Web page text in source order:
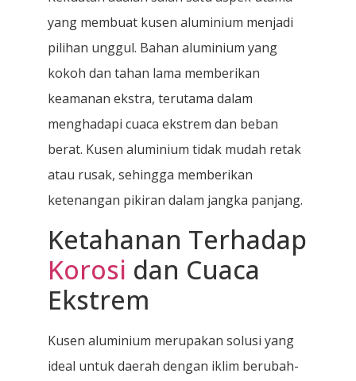
yang membuat kusen aluminium menjadi
pilihan unggul. Bahan aluminium yang
kokoh dan tahan lama memberikan
keamanan ekstra, terutama dalam
menghadapi cuaca ekstrem dan beban
berat. Kusen aluminium tidak mudah retak
atau rusak, sehingga memberikan
ketenangan pikiran dalam jangka panjang.
Ketahanan Terhadap
Korosi dan Cuaca
Ekstrem
Kusen aluminium merupakan solusi yang
ideal untuk daerah dengan iklim berubah-